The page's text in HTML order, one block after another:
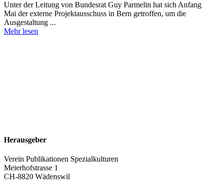
Unter der Leitung von Bundesrat Guy Parmelin hat sich Anfang
Mai der externe Projektausschuss in Bern getroffen, um die
Ausgestaltung ...
Mehr lesen
Herausgeber
Verein Publikationen Spezialkulturen
Meierhofstrasse 1
CH-8820 Wädenswil